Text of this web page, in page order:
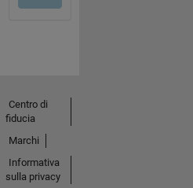
Centro di
fiducia
Marchi
Informativa
sulla privacy